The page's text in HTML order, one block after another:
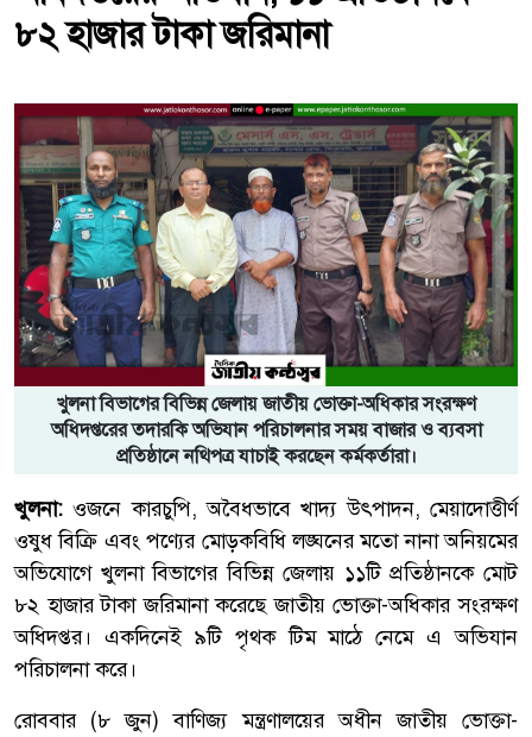
৮২ হাজার টাকা জরিমানা
খুলনা বিভাগের বিভিন্ন জেলায় জাতীয় ভোক্তা-অধিকার সংরক্ষণ
অধিদপ্তরের তদারকি অভিযান পরিচালনার সময় বাজার ও ব্যবসা
প্রতিষ্ঠানে নথিপত্র যাচাই করছেন কর্মকর্তারা।
খুলনা: ওজনে কারচুপি, অবৈধভাবে খাদ্য উৎপাদন, মেয়াদোত্তীর্ণ
ওষুধ বিক্রি এবং পণ্যের মোড়কবিধি লঙ্ঘনের মতো নানা অনিয়মের
অভিযোগে খুলনা বিভাগের বিভিন্ন জেলায় ১১টি প্রতিষ্ঠানকে মোট
৮২ হাজার টাকা জরিমানা করেছে জাতীয় ভোক্তা-অধিকার সংরক্ষণ
অধিদপ্তর। একদিনেই ৯টি পৃথক টিম মাঠে নেমে এ অভিযান
পরিচালনা করে।
রোববার (৮ জুন) বাণিজ্য মন্ত্রণালয়ের অধীন জাতীয় ভোক্তা-